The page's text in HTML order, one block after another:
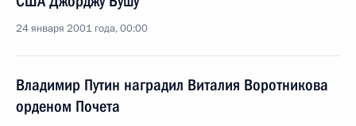
24 января 2001 года, 00:00
Владимир Путин наградил Виталия Воротникова
орденом Почета